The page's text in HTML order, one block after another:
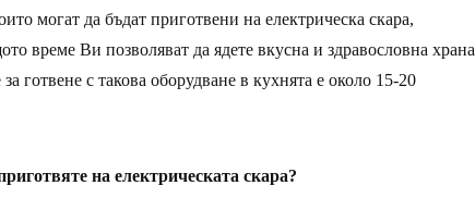
могат да бъдат приготвени на електрическа скара,
време Ви позволяват да ядете вкусна и здравословна храна
готвене с такова оборудване в кухнята е около 15-20
на електрическата скара?